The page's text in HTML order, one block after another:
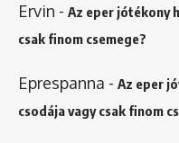
Ervin - Az eper jótékony
csak finom csemege?
Eprespanna - Az eper
csodája vagy csak finom